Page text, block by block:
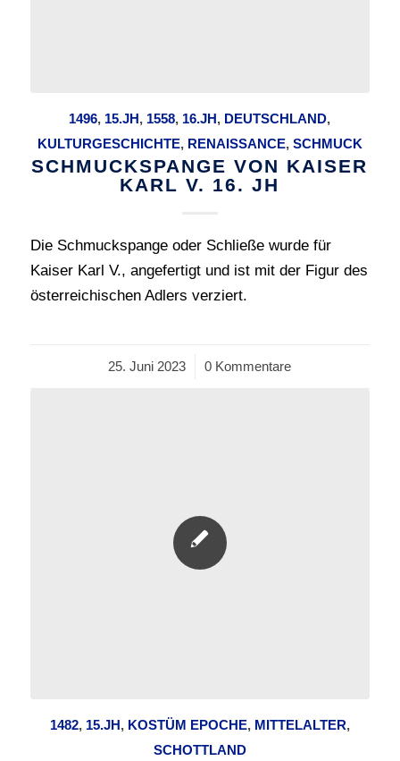
1496, 15.JH, 1558, 16.JH, DEUTSCHLAND,
KULTURGESCHICHTE, RENAISSANCE, SCHMUCK
SCHMUCKSPANGE VON KAISER
KARL V. 16. JH
Die Schmuckspange oder Schließe wurde für
Kaiser Karl V., angefertigt und ist mit der Figur des
österreichischen Adlers verziert.
25. Juni 2023
/ 0 Kommentare
1482, 15.JH, KOSTÜM EPOCHE, MITTELALTER,
SCHOTTLAND